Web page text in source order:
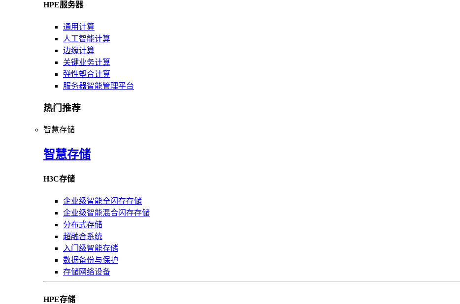
HPE服务器
通用计算
人工智能计算
边缘计算
关键业务计算
弹性塑合计算
服务器智能管理平台
热门推荐
智慧存储
智慧存储
H3C存储
企业级智能全闪存存储
企业级智能混合闪存存储
分布式存储
超融合系统
入门级智能存储
数据备份与保护
存储网络设备
HPE存储